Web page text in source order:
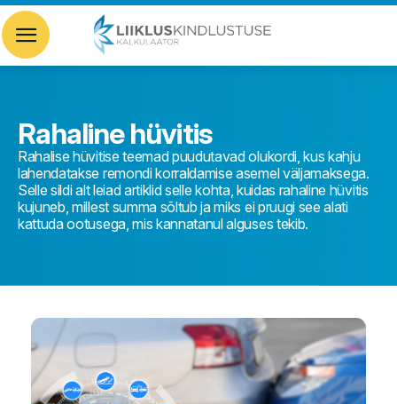
Rahaline hüvitis
Rahalise hüvitise teemad puudutavad olukordi, kus kahju
lahendatakse remondi korraldamise asemel väljamaksega.
Selle sildi alt leiad artiklid selle kohta, kuidas rahaline hüvitis
kujuneb, millest summa sõltub ja miks ei pruugi see alati
kattuda ootusega, mis kannatanul alguses tekib.